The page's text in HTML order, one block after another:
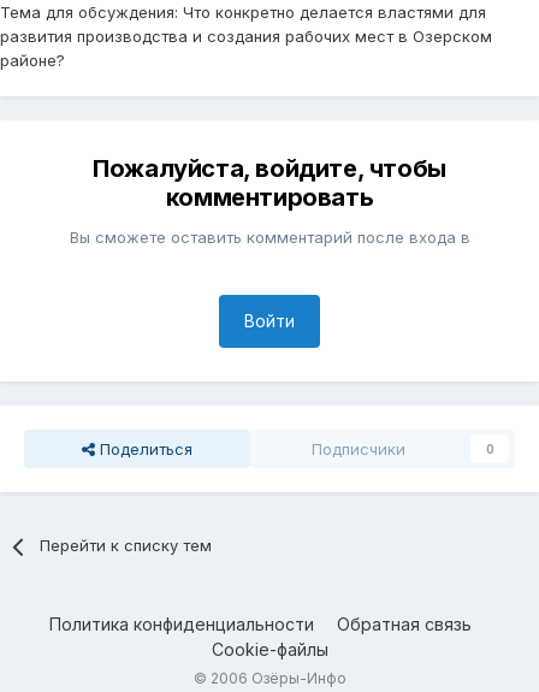
Тема для обсуждения: Что конкретно делается властями для
развития производства и создания рабочих мест в Озерском
районе?
Пожалуйста, войдите, чтобы
комментировать
Вы сможете оставить комментарий после входа в
Войти
Поделиться Подписчики 0
Перейти к списку тем
Политика конфиденциальности
Обратная связь
Cookie-файлы
© 2006 Озёры-Инфо